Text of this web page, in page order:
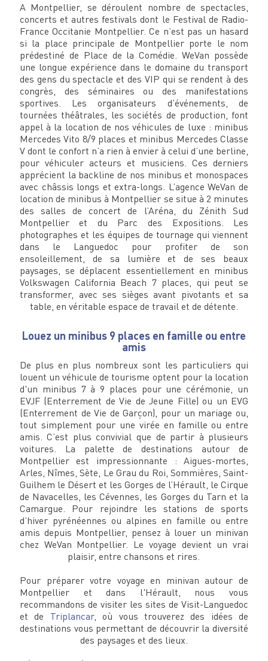
A Montpellier, se déroulent nombre de spectacles,
concerts et autres festivals dont le Festival de Radio-
France Occitanie Montpellier. Ce n’est pas un hasard
si la place principale de Montpellier porte le nom
prédestiné de Place de la Comédie. WeVan possède
une longue expérience dans le domaine du transport
des gens du spectacle et des VIP qui se rendent à des
congrès, des séminaires ou des manifestations
sportives. Les organisateurs d’événements, de
tournées théâtrales, les sociétés de production, font
appel à la location de nos véhicules de luxe : minibus
Mercedes Vito 8/9 places et minibus Mercedes Classe
V dont le confort n’a rien à envier à celui d’une berline,
pour véhiculer acteurs et musiciens. Ces derniers
apprécient la backline de nos minibus et monospaces
avec châssis longs et extra-longs. L’agence WeVan de
location de minibus à Montpellier se situe à 2 minutes
des salles de concert de l’Aréna, du Zénith Sud
Montpellier et du Parc des Expositions. Les
photographes et les équipes de tournage qui viennent
dans le Languedoc pour profiter de son
ensoleillement, de sa lumière et de ses beaux
paysages, se déplacent essentiellement en minibus
Volkswagen California Beach 7 places, qui peut se
transformer, avec ses sièges avant pivotants et sa
table, en véritable espace de travail et de détente.
Louez un minibus 9 places en famille ou entre
amis
De plus en plus nombreux sont les particuliers qui
louent un véhicule de tourisme optent pour la location
d'un minibus 7 à 9 places pour une cérémonie, un
EVJF (Enterrement de Vie de Jeune Fille) ou un EVG
(Enterrement de Vie de Garçon), pour un mariage ou,
tout simplement pour une virée en famille ou entre
amis. C’est plus convivial que de partir à plusieurs
voitures. La palette de destinations autour de
Montpellier est impressionnante : Aigues-mortes,
Arles, Nîmes, Sète, Le Grau du Roi, Sommières, Saint-
Guilhem le Désert et les Gorges de l’Hérault, le Cirque
de Navacelles, les Cévennes, les Gorges du Tarn et la
Camargue. Pour rejoindre les stations de sports
d’hiver pyrénéennes ou alpines en famille ou entre
amis depuis Montpellier, pensez à louer un minivan
chez WeVan Montpellier. Le voyage devient un vrai
plaisir, entre chansons et rires.
Pour préparer votre voyage en minivan autour de
Montpellier et dans l'Hérault, nous vous
recommandons de visiter les sites de Visit-Languedoc
et de Triplancar, où vous trouverez des idées de
destinations vous permettant de découvrir la diversité
des paysages et des lieux.